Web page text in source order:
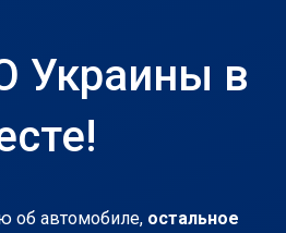
Украины в
об автомобиле, остальное